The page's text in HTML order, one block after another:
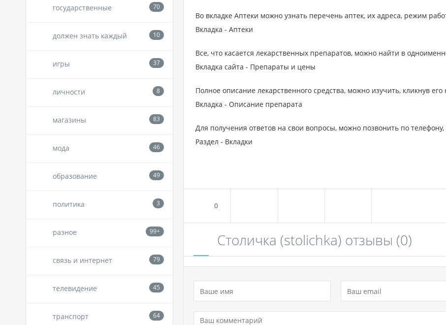
государственные
должен знать каждый
игры
личности
магазины
мода
образование
политика
разное
связь и интернет
телевидение
транспорт
Во вкладке Аптеки можно узнать перечень аптек, их адреса, режим
Вкладка - Аптеки
Все, что касается лекарственных препаратов, можно найти в
Вкладка сайта - Препараты и цены
Полное описание лекарственного средства, можно изучить, кликнув его
Вкладка - Описание препарата
Для получения ответов на свои вопросы, можно позвонить по телефону,
Раздел - Вкладки
0
Столичка (stolichka) отзывы (0)